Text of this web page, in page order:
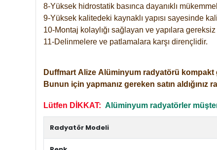
8-Yüksek hidrostatik basınca dayanıklı
9-Yüksek kalitedeki kaynaklı yapısı sayesinde
10-Montaj kolaylığı sağlayan ve yapılara gereksiz
11-Delinmelere ve patlamalara karşı dirençlidir.
Duffmart Alize Alüminyum radyatörü kompakt
Bunun için yapmanız gereken satın aldığınız
Lütfen DİKKAT: Alüminyum radyatörler
Radyatör Modeli